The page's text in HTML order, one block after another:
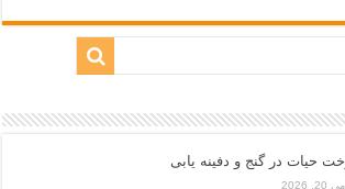
حیات در گنج و دفینه یابی
می 20, 2026